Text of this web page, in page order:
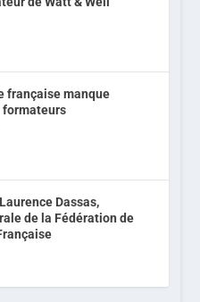
française manque
formateurs
Dassas,
de la Fédération de